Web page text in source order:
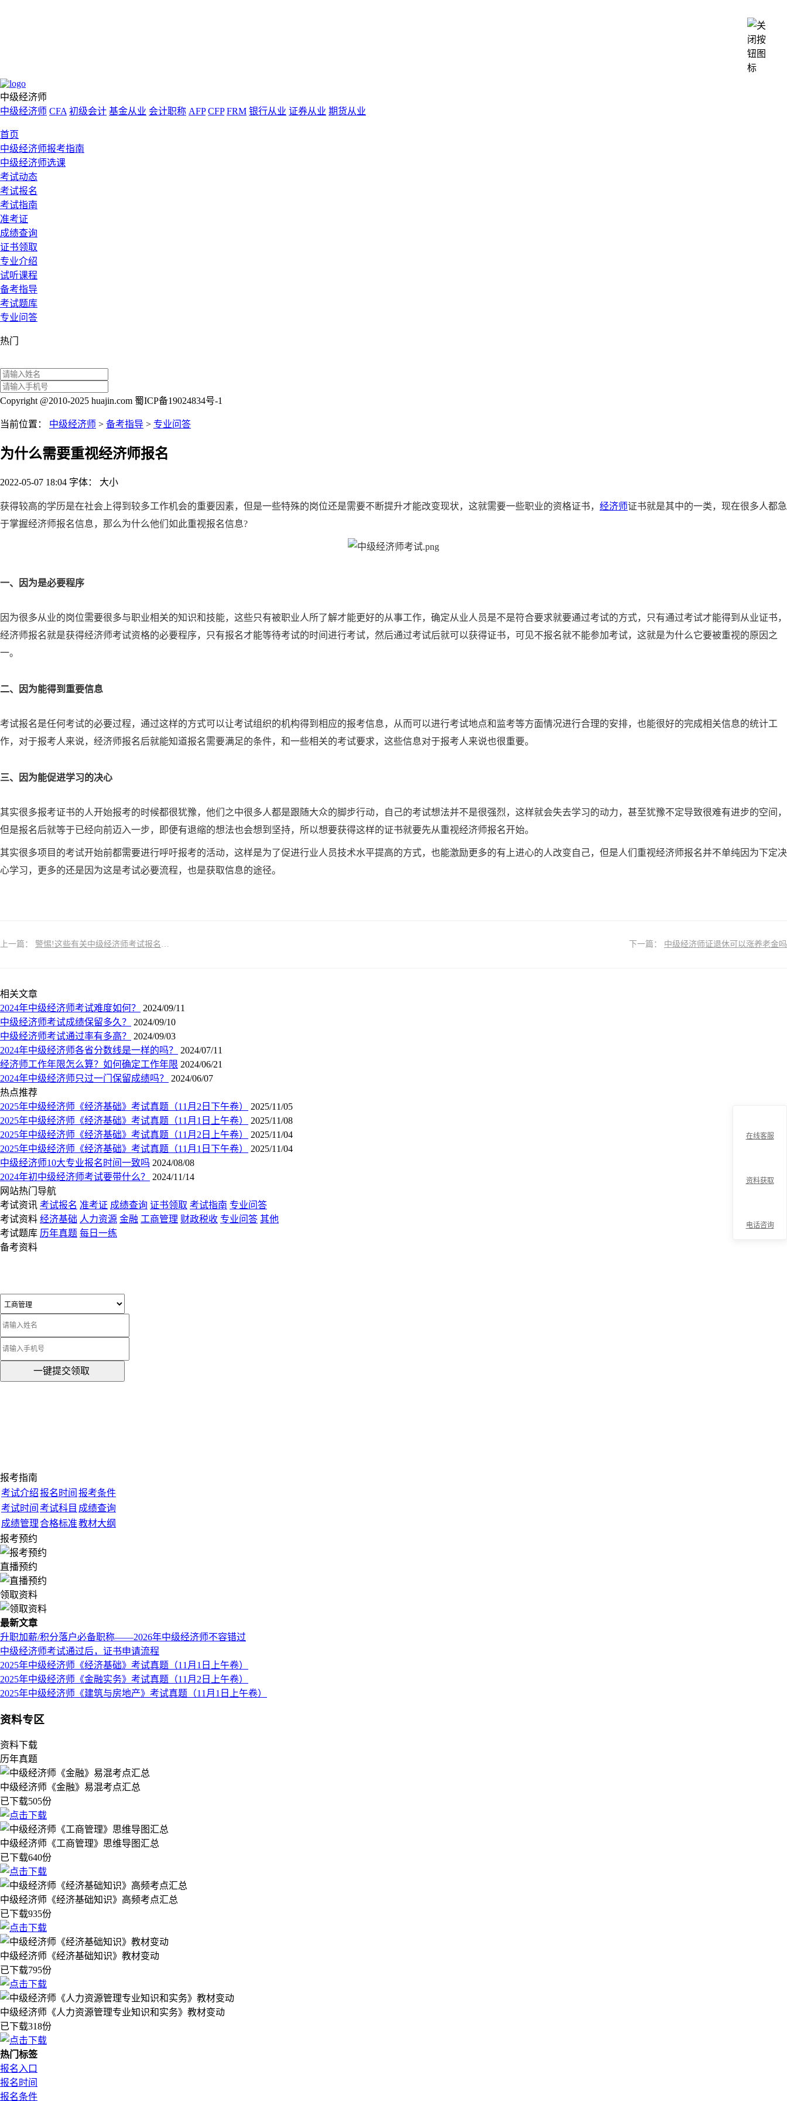
中级经济师
中级经济师 CFA 初级会计 基金从业 会计职称 AFP CFP FRM 银行从业 证券从业 期货从业
首页
中级经济师报考指南
中级经济师选课
考试动态
考试报名
考试指南
准考证
成绩查询
证书领取
专业介绍
试听课程
备考指导
考试题库
专业问答
热门
Copyright @2010-2025 huajin.com 蜀ICP备19024834号-1
当前位置： 中级经济师 > 备考指导 > 专业问答
为什么需要重视经济师报名
2022-05-07 18:04 字体： 大小
获得较高的学历是在社会上得到较多工作机会的重要因素，但是一些特殊的岗位还是需要不断提升才能改变现状，这就需要一些职业的资格证书， 经济师证书就是其中的一类，现在很多人都急
于掌握经济师报名信息，那么为什么他们如此重视报名信息?
一、因为是必要程序
因为很多从业的岗位需要很多与职业相关的知识和技能，这些只有被职业人所了解才能更好的从事工作，确定从业人员是不是符合要求就要通过考试的方式，只有通过考试才能得到从业证书，
经济师报名就是获得经济师考试资格的必要程序，只有报名才能等待考试的时间进行考试，然后通过考试后就可以获得证书，可见不报名就不能参加考试，这就是为什么它要被重视的原因之
一。
二、因为能得到重要信息
考试报名是任何考试的必要过程，通过这样的方式可以让考试组织的机构得到相应的报考信息，从而可以进行考试地点和监考等方面情况进行合理的安排，也能很好的完成相关信息的统计工
作，对于报考人来说，经济师报名后就能知道报名需要满足的条件，和一些相关的考试要求，这些信息对于报考人来说也很重要。
三、因为能促进学习的决心
其实很多报考证书的人开始报考的时候都很犹豫，他们之中很多人都是跟随大众的脚步行动，自己的考试想法并不是很强烈，这样就会失去学习的动力，甚至犹豫不定导致很难有进步的空间，
但是报名后就等于已经向前迈入一步，即便有退缩的想法也会想到坚持，所以想要获得这样的证书就要先从重视经济师报名开始。
其实很多项目的考试开始前都需要进行呼吁报考的活动，这样是为了促进行业人员技术水平提高的方式，也能激励更多的有上进心的人改变自己，但是人们重视经济师报名并不单纯因为下定决
心学习，更多的还是因为这是考试必要流程，也是获取信息的途径。
上一篇： 警惕!这些有关中级经济师考试报名的不实信息! 下一篇： 中级经济师证退休可以涨养老金吗
相关文章
2024年中级经济师考试难度如何？
2024/09/11
中级经济师考试成绩保留多久？
2024/09/10
中级经济师考试通过率有多高？
2024/09/03
2024年中级经济师各省分数线是一样的吗？
2024/07/11
经济师工作年限怎么算？如何确定工作年限 2024/06/21
2024年中级经济师只过一门保留成绩吗？
2024/06/07
热点推荐
2025年中级经济师《经济基础》考试真题（11月2日下午卷）
2025/11/05
2025年中级经济师《经济基础》考试真题（11月1日上午卷）
2025/11/08
2025年中级经济师《经济基础》考试真题（11月2日上午卷）
2025/11/04
2025年中级经济师《经济基础》考试真题（11月1日下午卷）
2025/11/04
中级经济师10大专业报名时间一致吗 2024/08/08
2024年初中级经济师考试要带什么？
2024/11/14
网站热门导航
考试资讯 考试报名 准考证 成绩查询 证书领取 考试指南 专业问答
考试资料 经济基础 人力资源 金融 工商管理 财政税收 专业问答 其他
考试题库 历年真题 每日一练
备考资料
一键提交领取
报考指南
考试介绍报名时间 报考条件
考试时间 考试科目 成绩查询
成绩管理合格标准教材大纲
报考预约
直播预约
领取资料
最新文章
升职加薪/积分落户必备职称——2026年中级经济师不容错过
中级经济师考试通过后，证书申请流程
2025年中级经济师《经济基础》考试真题（11月1日上午卷）
2025年中级经济师《金融实务》考试真题（11月2日上午卷）
2025年中级经济师《建筑与房地产》考试真题（11月1日上午卷）
资料专区
资料下载
历年真题
中级经济师《金融》易混考点汇总
已下载505份
中级经济师《工商管理》思维导图汇总
已下载640份
中级经济师《经济基础知识》高频考点汇总
已下载935份
中级经济师《经济基础知识》教材变动
已下载795份
中级经济师《人力资源管理专业知识和实务》教材变动
已下载318份
热门标签
报名入口
报名时间
报名条件
在线客服
资料获取
电话咨询